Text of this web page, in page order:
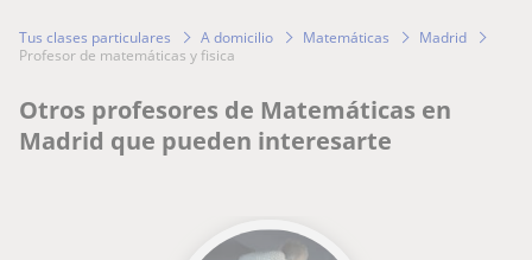
Tus clases particulares A domicilio Matemáticas
Madrid
profesor de matemáticas y fisica
Otros profesores de Matemáticas en
Madrid que pueden interesarte